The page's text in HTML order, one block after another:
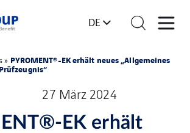
DE
» PYROMENT®-EK erhält neues „Allgemeines
27 März 2024
EK erhält